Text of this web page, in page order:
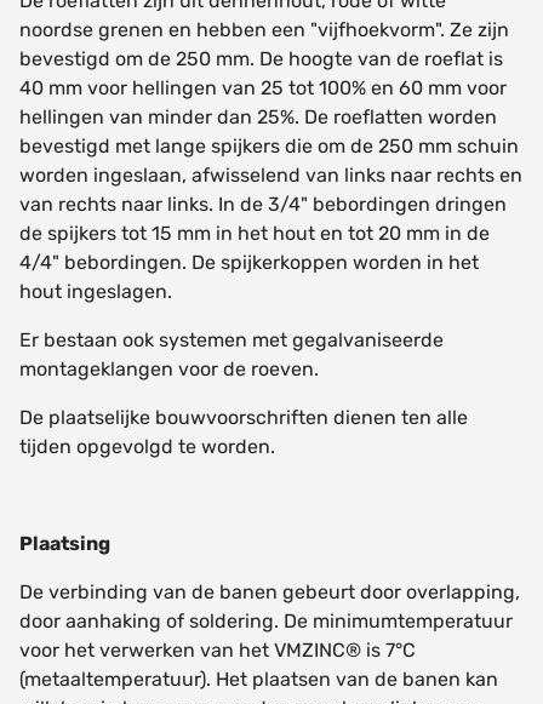
noordse grenen en hebben een "vijfhoekvorm". Ze zijn
bevestigd om de 250 mm. De hoogte van de roeflat is
40 mm voor hellingen van 25 tot 100% en 60 mm voor
hellingen van minder dan 25%. De roeflatten worden
bevestigd met lange spijkers die om de 250 mm schuin
worden ingeslaan, afwisselend van links naar rechts en
van rechts naar links. In de 3/4" bebordingen dringen
de spijkers tot 15 mm in het hout en tot 20 mm in de
4/4" bebordingen. De spijkerkoppen worden in het
hout ingeslagen.
Er bestaan ook systemen met gegalvaniseerde
montageklangen voor de roeven.
De plaatselijke bouwvoorschriften dienen ten alle
tijden opgevolgd te worden.
Plaatsing
De verbinding van de banen gebeurt door overlapping,
door aanhaking of soldering. De minimumtemperatuur
voor het verwerken van het VMZINC® is 7°C
(metaaltemperatuur). Het plaatsen van de banen kan